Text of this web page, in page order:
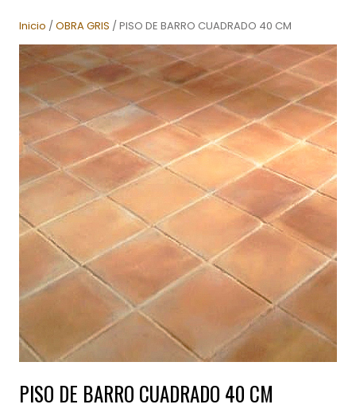
Inicio /OBRA GRIS / PISO DE BARRO CUADRADO 40 CM
PISO DE BARRO CUADRADO 40 CM